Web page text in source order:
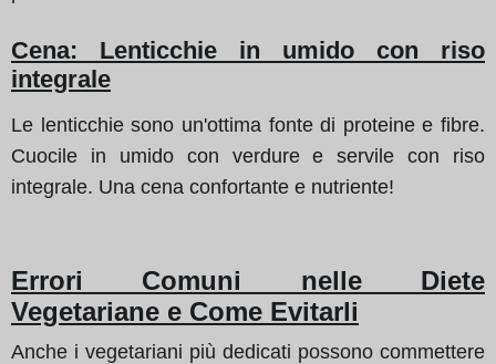
Cena: Lenticchie in umido con riso
integrale
Le lenticchie sono un'ottima fonte di proteine e fibre.
Cuocile in umido con verdure e servile con riso
integrale. Una cena confortante e nutriente!
Errori Comuni nelle Diete
Vegetariane e Come Evitarli
Anche i vegetariani più dedicati possono commettere